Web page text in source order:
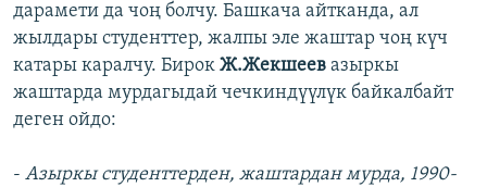
дарамети да чоң болчу. Башкача айтканда, ал
жылдары студенттер, жалпы эле жаштар чоң күч
катары каралчу. Бирок Ж.Жекшеев азыркы
жаштарда мурдагыдай чечкиндүүлүк байкалбайт
деген ойдо:
- Азыркы студенттерден, жаштардан мурда, 1990-